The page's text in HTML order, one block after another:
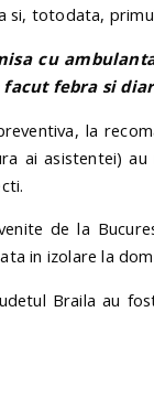
si, totodata,
cu
febra si
la
ai asistentei)
de la
in izolare la
Braila au